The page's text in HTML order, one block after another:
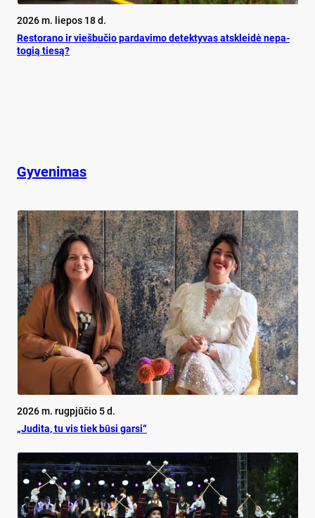
2026 m. liepos 18 d.
Res­to­ra­no ir vieš­bu­čio par­da­vi­mo de­tek­ty­vas at­sklei­dė ne­pa­
to­gią tie­są?
Gyvenimas
2026 m. rugpjūčio 5 d.
„Judita, tu vis tiek būsi garsi“